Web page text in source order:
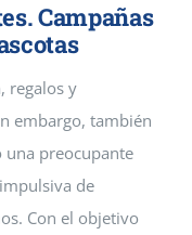
Campañas
regalos y
embargo, también
una preocupante
de
Con el objetivo